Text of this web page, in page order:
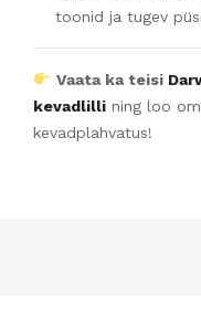
toonid ja tugev
Vaata ka teisi
kevadlilli ning loo
kevadplahvatus!